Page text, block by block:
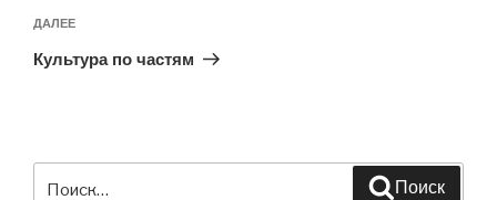
Следующая
запись
ДАЛЕЕ
Культура по частям
Поиск